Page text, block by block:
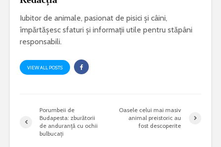
Iubitor de animale, pasionat de pisici și câini,
împărtășesc sfaturi și informații utile pentru stăpâni
responsabili.
VIEW ALL POSTS
Porumbeii de
Budapesta: zburătorii
de anduranță cu ochii
bulbucați
Oasele celui mai masiv
animal preistoric au
fost descoperite